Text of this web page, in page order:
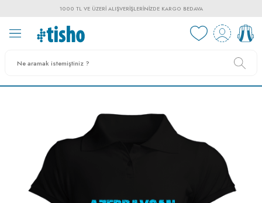
1000 TL VE ÜZERI ALIŞVERIŞLERINIZDE KARGO BEDAVA